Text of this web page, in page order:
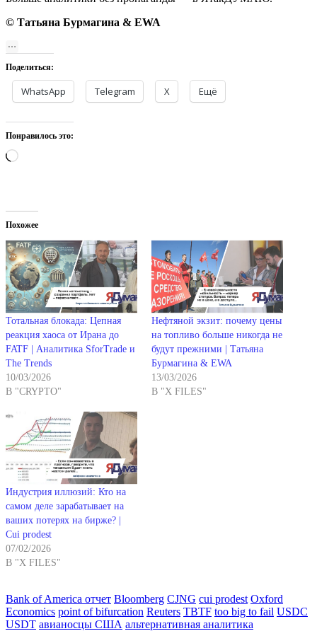
© Татьяна Бурмагина & EWA
Поделиться:
WhatsApp Telegram X Ещё
Понравилось это:
Загрузка…
Похожее
Тотальная блокада: Цепная
реакция хаоса от Ирана до
FATF | Аналитика SforTrade и
The Trends
10/03/2026
В "CRYPTO"
Нефтяной экзит: почему цены
на топливо больше никогда не
будут прежними | Татьяна
Бурмагина & EWA
13/03/2026
В "X FILES"
Индустрия иллюзий: Кто на
самом деле зарабатывает на
ваших потерях на бирже? |
Cui prodest
07/02/2026
В "X FILES"
Bank of America отчет Bloomberg CJNG cui prodest Oxford
Economics point of bifurcation Reuters TBTF too big to fail USDC
USDT авианосцы США альтернативная аналитика